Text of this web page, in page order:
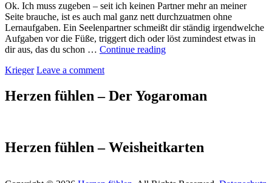
Ok. Ich muss zugeben – seit ich keinen Partner mehr an meiner
Seite brauche, ist es auch mal ganz nett durchzuatmen ohne
Lernaufgaben. Ein Seelenpartner schmeißt dir ständig irgendwelche
Aufgaben vor die Füße, triggert dich oder löst zumindest etwas in
dir aus, das du schon … Continue readingIch
by
Krieger Leave a comment
Herzen fühlen – Der Yogaroman
Herzen fühlen – Weisheitkarten